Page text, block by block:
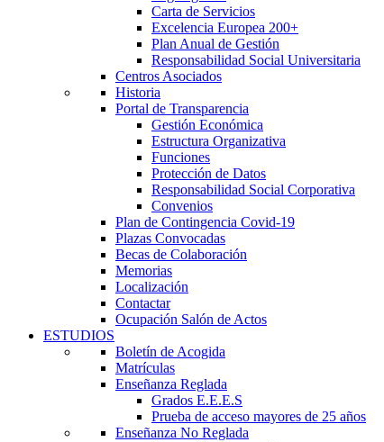
Carta de Servicios
Excelencia Europea 200+
Plan Anual de Gestión
Responsabilidad Social Universitaria
Centros Asociados
Historia
Portal de Transparencia
Gestión Económica
Estructura Organizativa
Funciones
Protección de Datos
Responsabilidad Social Corporativa
Convenios
Plan de Contingencia Covid-19
Plazas Convocadas
Becas de Colaboración
Memorias
Localización
Contactar
Ocupación Salón de Actos
ESTUDIOS
Boletín de Acogida
Matrículas
Enseñanza Reglada
Grados E.E.E.S
Prueba de acceso mayores de 25 años
Enseñanza No Reglada